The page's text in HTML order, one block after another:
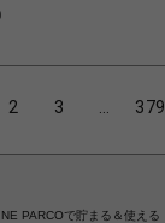
2 3 379
PARCOで貯まる＆使える